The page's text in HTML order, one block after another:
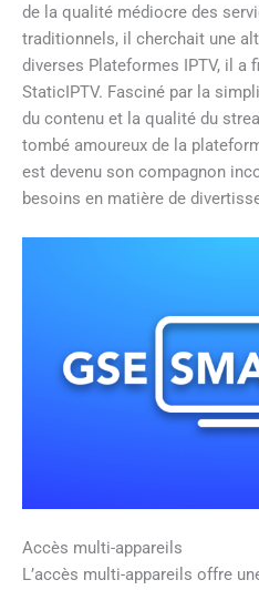
de la qualité médiocre des
traditionnels, il cherchait une
diverses Plateformes IPTV, il a
StaticIPTV. Fasciné par la
du contenu et la qualité du
tombé amoureux de la
est devenu son compagnon
besoins en matière de
Accès multi-appareils
L’accès multi-appareils offre